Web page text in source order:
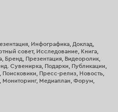
Инфографика, Доклад,
совет, Исследование, Книга,
Бренд, Презентация, Видеоролик,
Сувенирка, Подарки, Публикации,
Пресс-релиз, Новость,
Медиаплан, Форум,